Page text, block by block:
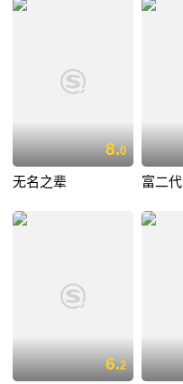
8.0
无名之辈 富二代
6.2